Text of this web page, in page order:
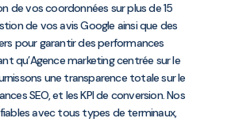
de vos coordonnées sur plus de 15
de vos avis Google ainsi que des
pour garantir des performances
qu’Agence marketing centrée sur le
une transparence totale sur le
SEO, et les KPI de conversion. Nos
avec tous types de terminaux,